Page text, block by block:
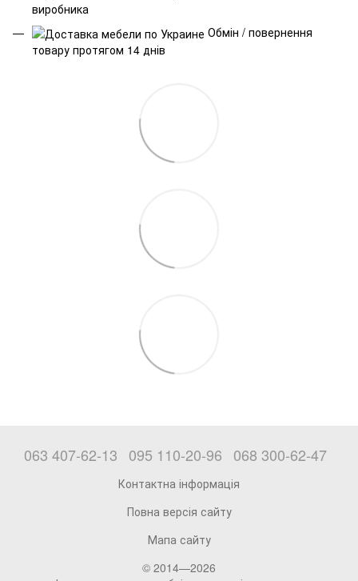
виробника
Обмін / повернення
товару протягом 14 днів
063 407-62-13 095 110-20-96 068 300-62-47
Контактна інформація
Повна версія сайту
Мапа сайту
© 2014—2026